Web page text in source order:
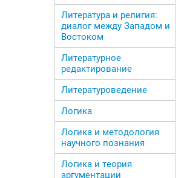
Литература и религия:
диалог между Западом и
Востоком
Литературное
редактирование
Литературоведение
Логика
Логика и методология
научного познания
Логика и теория
аргументации